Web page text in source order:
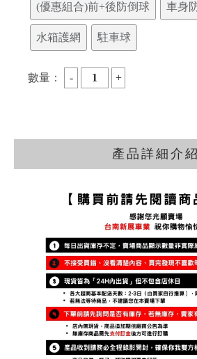
(優惠組合)前+後防倒球 車身
水箱護網 駐車球
數量：
產品詳細介紹